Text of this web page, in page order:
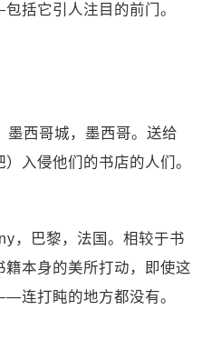
括它引人注目的前门。
西哥城，墨西哥。送给
入侵他们的书店的人们。
，巴黎，法国。相较于书
本身的美所打动，即使这
连打盹的地方都没有。